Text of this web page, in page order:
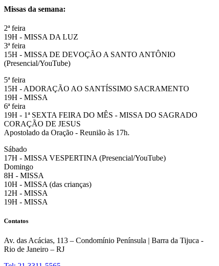
Missas da semana:
2ª feira
19H - MISSA DA LUZ
3ª feira
15H - MISSA DE DEVOÇÃO A SANTO ANTÔNIO
(Presencial/YouTube)
5ª feira
15H - ADORAÇÃO AO SANTÍSSIMO SACRAMENTO
19H - MISSA
6ª feira
19H - 1ª SEXTA FEIRA DO MÊS - MISSA DO SAGRADO
CORAÇÃO DE JESUS
Apostolado da Oração - Reunião às 17h.
Sábado
17H - MISSA VESPERTINA (Presencial/YouTube)
Domingo
8H - MISSA
10H - MISSA (das crianças)
12H - MISSA
19H - MISSA
Contatos
Av. das Acácias, 113 – Condomínio Península | Barra da Tijuca -
Rio de Janeiro – RJ